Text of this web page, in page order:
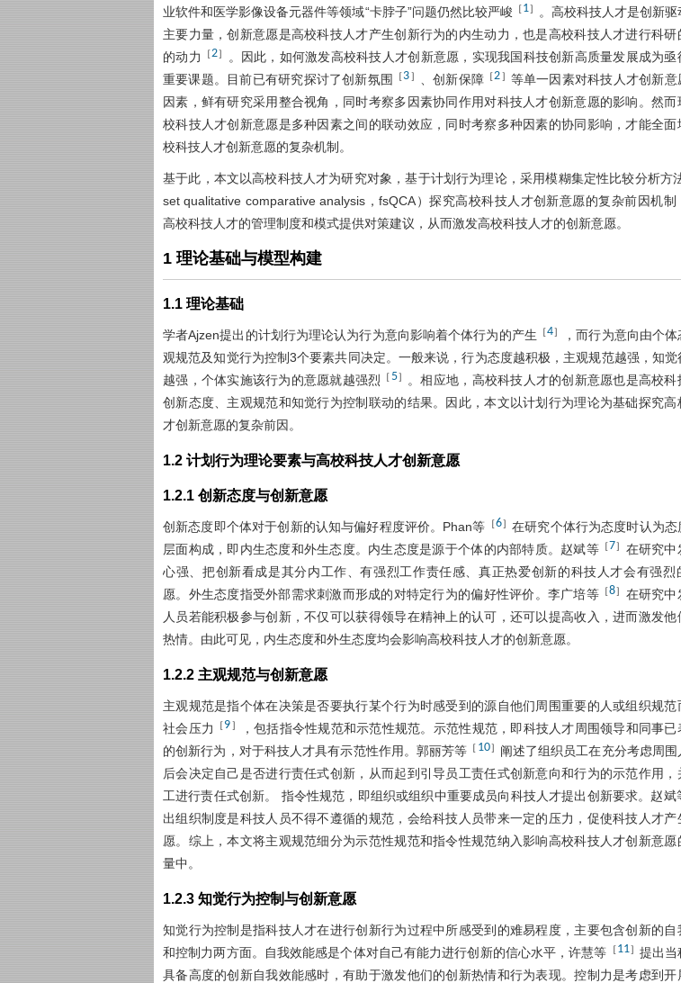
业软件和医学影像设备元器件等领域“卡脖子”问题仍然比较严峻 ［1］
。高校科技人才是创新
主要力量，创新意愿是高校科技人才产生创新行为的内生动力，也是高校科技人才进行科研
的动力
［2］
。因此，如何激发高校科技人才创新意愿，实现我国科技创新高质量发展成为亟
重要课题。目前已有研究探讨了创新氛围
［3］ 、创新保障 ［2］ 等单一因素对科技人才创新意
因素，鲜有研究采用整合视角，同时考察多因素协同作用对科技人才创新意愿的影响。然而
校科技人才创新意愿是多种因素之间的联动效应，同时考察多种因素的协同影响，才能全面
校科技人才创新意愿的复杂机制。
基于此，本文以高校科技人才为研究对象，基于计划行为理论，采用模糊集定性比较分析方
set qualitative comparative analysis，fsQCA）探究高校科技人才创新意愿的复杂前因机制
高校科技人才的管理制度和模式提供对策建议，从而激发高校科技人才的创新意愿。
1 理论基础与模型构建
1.1 理论基础
学者Ajzen提出的计划行为理论认为行为意向影响着个体行为的产生 ［4］
，而行为意向由个
观规范及知觉行为控制3个要素共同决定。一般来说，行为态度越积极，主观规范越强，知觉
越强，个体实施该行为的意愿就越强烈
［ 5］
。相应地，高校科技人才的创新意愿也是高校科
创新态度、主观规范和知觉行为控制联动的结果。因此，本文以计划行为理论为基础探究高
才创新意愿的复杂前因。
1.2 计划行为理论要素与高校科技人才创新意愿
1.2.1 创新态度与创新意愿
创新态度即个体对于创新的认知与偏好程度评价。Phan等 ［6］ 在研究个体行为态度时认为态
层面构成，即内生态度和外生态度。内生态度是源于个体的内部特质。赵斌等［7］ 在研究中
心强、把创新看成是其分内工作、有强烈工作责任感、真正热爱创新的科技人才会有强烈
愿。外生态度指受外部需求刺激而形成的对特定行为的偏好性评价。李广培等［8］ 在研究中
人员若能积极参与创新，不仅可以获得领导在精神上的认可，还可以提高收入，进而激发他
热情。由此可见，内生态度和外生态度均会影响高校科技人才的创新意愿。
1.2.2 主观规范与创新意愿
主观规范是指个体在决策是否要执行某个行为时感受到的源自他们周围重要的人或组织规范
社会压力
［9］
，包括指令性规范和示范性规范。示范性规范，即科技人才周围领导和同事已
的创新行为，对于科技人才具有示范性作用。郭丽芳等 ［ 10］
阐述了组织员工在充分考虑周围
后会决定自己是否进行责任式创新，从而起到引导员工责任式创新意向和行为的示范作用，
工进行责任式创新。 指令性规范，即组织或组织中重要成员向科技人才提出创新要求。赵斌
出组织制度是科技人员不得不遵循的规范，会给科技人员带来一定的压力，促使科技人才产
愿。综上，本文将主观规范细分为示范性规范和指令性规范纳入影响高校科技人才创新意愿
量中。
1.2.3 知觉行为控制与创新意愿
知觉行为控制是指科技人才在进行创新行为过程中所感受到的难易程度，主要包含创新的自
和控制力两方面。自我效能感是个体对自己有能力进行创新的信心水平，许慧等 ［11］ 提出当
具备高度的创新自我效能感时，有助于激发他们的创新热情和行为表现。控制力是考虑到开